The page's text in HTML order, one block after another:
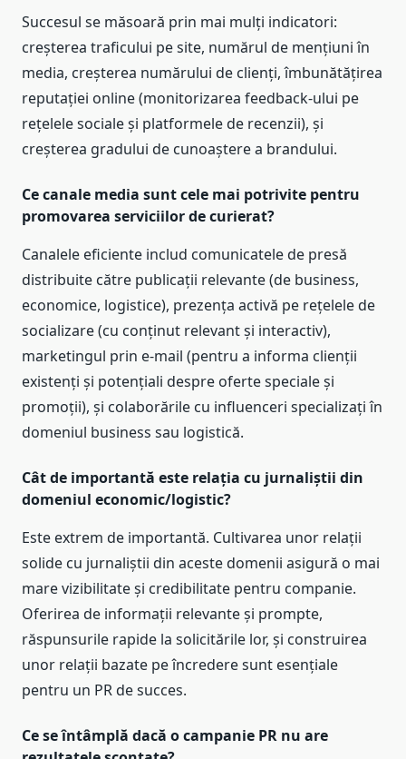
Succesul se măsoară prin mai mulți indicatori:
creșterea traficului pe site, numărul de mențiuni în
media, creșterea numărului de clienți, îmbunătățirea
reputației online (monitorizarea feedback-ului pe
rețelele sociale și platformele de recenzii), și
creșterea gradului de cunoaștere a brandului.
Ce canale media sunt cele mai potrivite pentru
promovarea serviciilor de curierat?
Canalele eficiente includ comunicatele de presă
distribuite către publicații relevante (de business,
economice, logistice), prezența activă pe rețelele de
socializare (cu conținut relevant și interactiv),
marketingul prin e-mail (pentru a informa clienții
existenți și potențiali despre oferte speciale și
promoții), și colaborările cu influenceri specializați în
domeniul business sau logistică.
Cât de importantă este relația cu jurnaliștii din
domeniul economic/logistic?
Este extrem de importantă. Cultivarea unor relații
solide cu jurnaliștii din aceste domenii asigură o mai
mare vizibilitate și credibilitate pentru companie.
Oferirea de informații relevante și prompte,
răspunsurile rapide la solicitările lor, și construirea
unor relații bazate pe încredere sunt esențiale
pentru un PR de succes.
Ce se întâmplă dacă o campanie PR nu are